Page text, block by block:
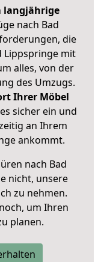
langjährige
nach Bad
die
Lippspringe mit
alles, von der
des Umzugs.
Ihrer Möbel
sicher ein und
an Ihrem
ankommt.
nach Bad
nicht, unsere
zu nehmen.
um Ihren
planen.